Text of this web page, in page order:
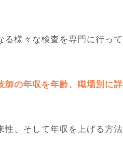
様々な検査を専門に行って
師の年収を年齢、職場別に詳
、そして年収を上げる方法